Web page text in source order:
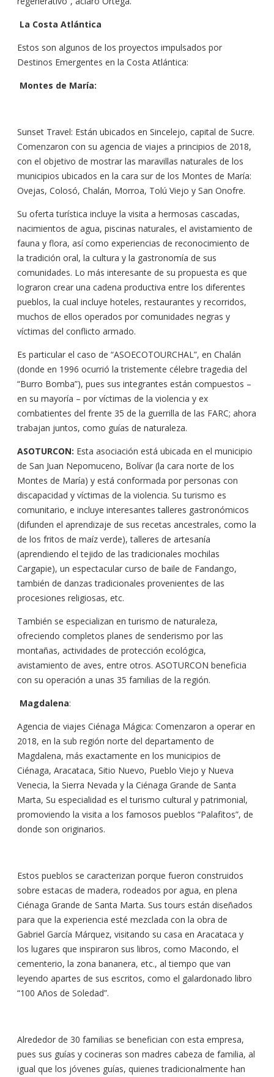
La Costa Atlántica
Estos son algunos de los proyectos impulsados por
Destinos Emergentes en la Costa Atlántica:
Montes de María:
Sunset Travel: Están ubicados en Sincelejo, capital de Sucre.
Comenzaron con su agencia de viajes a principios de 2018,
con el objetivo de mostrar las maravillas naturales de los
municipios ubicados en la cara sur de los Montes de María:
Ovejas, Colosó, Chalán, Morroa, Tolú Viejo y San Onofre.
Su oferta turística incluye la visita a hermosas cascadas,
nacimientos de agua, piscinas naturales, el avistamiento de
fauna y flora, así como experiencias de reconocimiento de
la tradición oral, la cultura y la gastronomía de sus
comunidades. Lo más interesante de su propuesta es que
lograron crear una cadena productiva entre los diferentes
pueblos, la cual incluye hoteles, restaurantes y recorridos,
muchos de ellos operados por comunidades negras y
víctimas del conflicto armado.
Es particular el caso de “ASOECOTOURCHAL”, en Chalán
(donde en 1996 ocurrió la tristemente célebre tragedia del
“Burro Bomba”), pues sus integrantes están compuestos –
en su mayoría – por víctimas de la violencia y ex
combatientes del frente 35 de la guerrilla de las FARC; ahora
trabajan juntos, como guías de naturaleza.
ASOTURCON: Esta asociación está ubicada en el municipio
de San Juan Nepomuceno, Bolívar (la cara norte de los
Montes de María) y está conformada por personas con
discapacidad y víctimas de la violencia. Su turismo es
comunitario, e incluye interesantes talleres gastronómicos
(difunden el aprendizaje de sus recetas ancestrales, como la
de los fritos de maíz verde), talleres de artesanía
(aprendiendo el tejido de las tradicionales mochilas
Cargapie), un espectacular curso de baile de Fandango,
también de danzas tradicionales provenientes de las
procesiones religiosas, etc.
También se especializan en turismo de naturaleza,
ofreciendo completos planes de senderismo por las
montañas, actividades de protección ecológica,
avistamiento de aves, entre otros. ASOTURCON beneficia
con su operación a unas 35 familias de la región.
Magdalena:
Agencia de viajes Ciénaga Mágica: Comenzaron a operar en
2018, en la sub región norte del departamento de
Magdalena, más exactamente en los municipios de
Ciénaga, Aracataca, Sitio Nuevo, Pueblo Viejo y Nueva
Venecia, la Sierra Nevada y la Ciénaga Grande de Santa
Marta, Su especialidad es el turismo cultural y patrimonial,
promoviendo la visita a los famosos pueblos “Palafitos”, de
donde son originarios.
Estos pueblos se caracterizan porque fueron construidos
sobre estacas de madera, rodeados por agua, en plena
Ciénaga Grande de Santa Marta. Sus tours están diseñados
para que la experiencia esté mezclada con la obra de
Gabriel García Márquez, visitando su casa en Aracataca y
los lugares que inspiraron sus libros, como Macondo, el
cementerio, la zona bananera, etc., al tiempo que van
leyendo apartes de sus escritos, como el galardonado libro
“100 Años de Soledad”.
Alrededor de 30 familias se benefician con esta empresa,
pues sus guías y cocineras son madres cabeza de familia, al
igual que los jóvenes guías, quienes tradicionalmente han